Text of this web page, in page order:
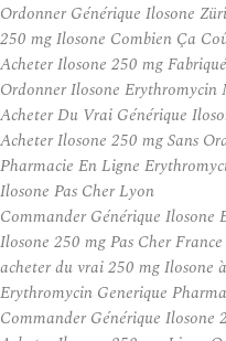
Ordonner Générique Ilosone
250 mg Ilosone Combien Ça
Acheter Ilosone 250 mg
Ordonner Ilosone Erythromycin
Acheter Du Vrai Générique
Acheter Ilosone 250 mg Sans
Pharmacie En Ligne
Ilosone Pas Cher Lyon
Commander Générique Ilosone
Ilosone 250 mg Pas Cher France
acheter du vrai 250 mg Ilosone
Erythromycin Generique
Commander Générique Ilosone